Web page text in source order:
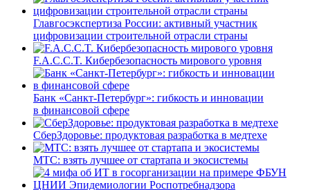
Главгосэкспертиза России: активный участник
цифровизации строительной отрасли страны
F.A.C.C.T. Кибербезопасность мирового уровня
Банк «Санкт-Петербург»: гибкость и инновации
в финансовой сфере
СберЗдоровье: продуктовая разработка в медтехе
МТС: взять лучшее от стартапа и экосистемы